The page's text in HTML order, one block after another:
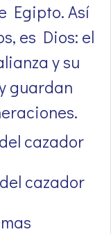
Egipto. Así
es Dios: el
y su
guardan
cazador
cazador